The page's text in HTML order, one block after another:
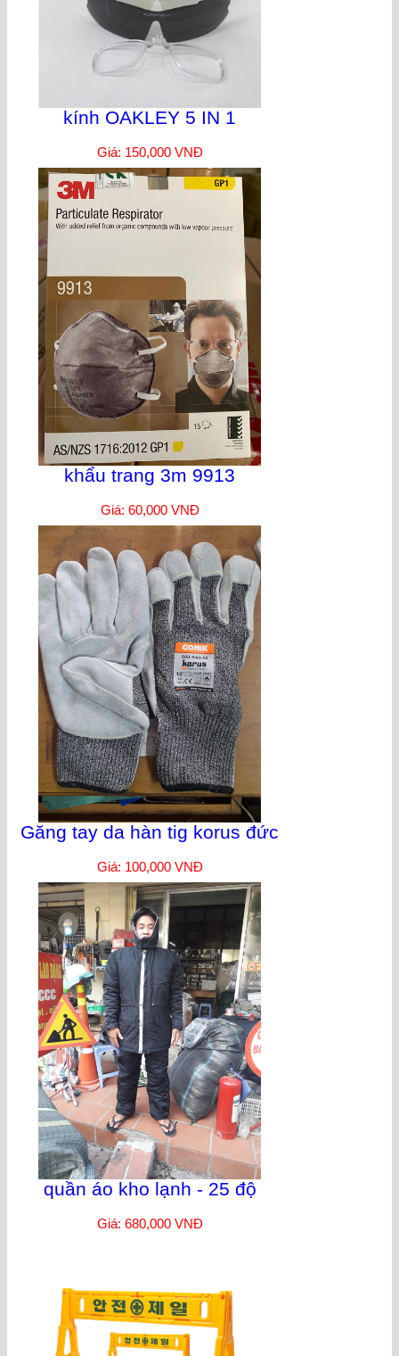
kính OAKLEY 5 IN 1
Giá: 150,000 VNĐ
khẩu trang 3m 9913
Giá: 60,000 VNĐ
Găng tay da hàn tig korus đức
Giá: 100,000 VNĐ
quần áo kho lạnh - 25 độ
Giá: 680,000 VNĐ